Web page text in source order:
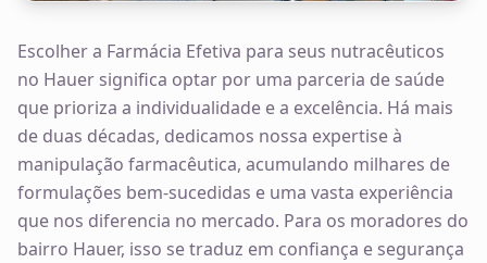
Escolher a Farmácia Efetiva para seus nutracêuticos
no Hauer significa optar por uma parceria de saúde
que prioriza a individualidade e a excelência. Há mais
de duas décadas, dedicamos nossa expertise à
manipulação farmacêutica, acumulando milhares de
formulações bem-sucedidas e uma vasta experiência
que nos diferencia no mercado. Para os moradores do
bairro Hauer, isso se traduz em confiança e segurança